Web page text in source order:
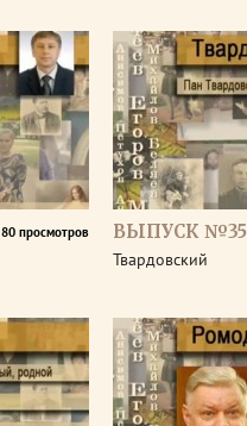
80 просмотров ВЫПУСК
Твардовский